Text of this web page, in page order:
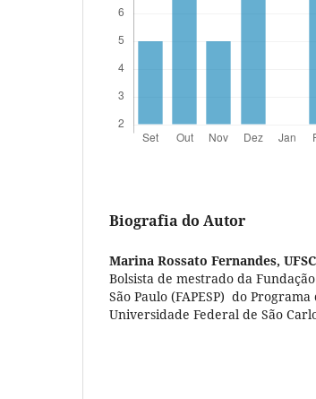
Biografia do Autor
Marina Rossato Fernandes,
Bolsista de mestrado da
São Paulo (FAPESP) do
Universidade Federal de São